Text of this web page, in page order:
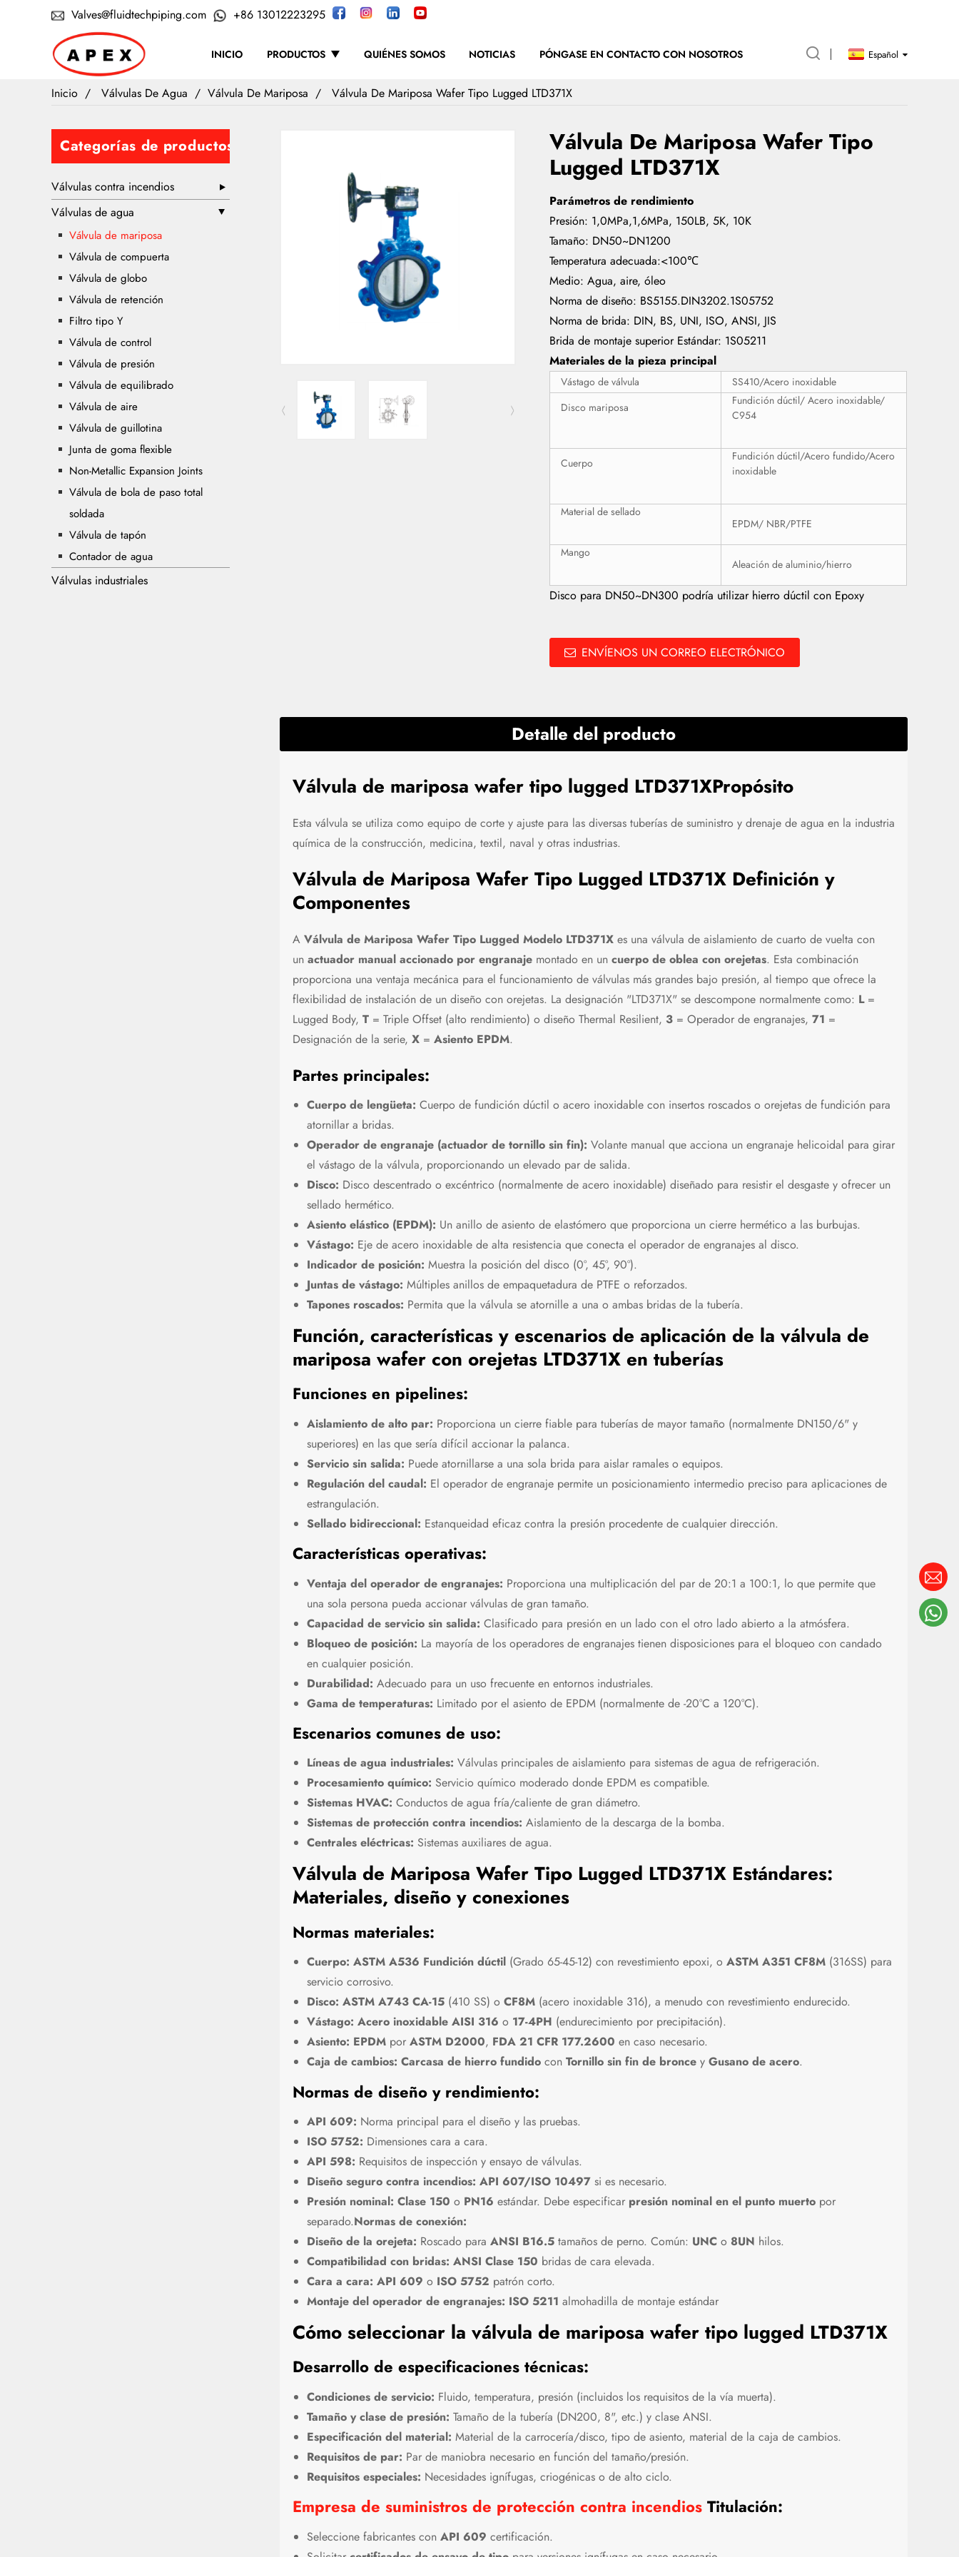
Valves@fluidtechpiping.com +86 13012223295
INICIO PRODUCTOS QUIÉNES SOMOS NOTICIAS PÓNGASE EN CONTACTO CON NOSOTROS Español
Inicio Válvulas De Agua Válvula De Mariposa Válvula De Mariposa Wafer Tipo Lugged LTD371X
Categorías de productos
Válvulas contra incendios
Válvulas de agua
Válvula de mariposa
Válvula de compuerta
Válvula de globo
Válvula de retención
Filtro tipo Y
Válvula de control
Válvula de presión
Válvula de equilibrado
Válvula de aire
Válvula de guillotina
Junta de goma flexible
Non-Metallic Expansion Joints
Válvula de bola de paso total
soldada
Válvula de tapón
Contador de agua
Válvulas industriales
Válvula De Mariposa Wafer Tipo
Lugged LTD371X
Parámetros de rendimiento
Presión: 1,0MPa,1,6MPa, 150LB, 5K, 10K
Tamaño: DN50~DN1200
Temperatura adecuada:<100℃
Medio: Agua, aire, óleo
Norma de diseño: BS5155.DIN3202.1S05752
Norma de brida: DIN, BS, UNI, ISO, ANSI, JIS
Brida de montaje superior Estándar: 1S05211
Materiales de la pieza principal
Vástago de válvula
SS410/Acero inoxidable
Disco mariposa
Fundición dúctil/ Acero inoxidable/
C954
Cuerpo
Fundición dúctil/Acero fundido/Acero
inoxidable
Material de sellado
EPDM/ NBR/PTFE
Mango
Aleación de aluminio/hierro
Disco para DN50~DN300 podría utilizar hierro dúctil con Epoxy
ENVÍENOS UN CORREO ELECTRÓNICO
Detalle del producto
Válvula de mariposa wafer tipo lugged LTD371XPropósito
Esta válvula se utiliza como equipo de corte y ajuste para las diversas tuberías de suministro y drenaje de agua en la industria
química de la construcción, medicina, textil, naval y otras industrias.
Válvula de Mariposa Wafer Tipo Lugged LTD371X Definición y
Componentes
A Válvula de Mariposa Wafer Tipo Lugged Modelo LTD371Xes una válvula de aislamiento de cuarto de vuelta con
un actuador manual accionado por engranajemontado en un cuerpo de oblea con orejetas. Esta combinación
proporciona una ventaja mecánica para el funcionamiento de válvulas más grandes bajo presión, al tiempo que ofrece la
flexibilidad de instalación de un diseño con orejetas. La designación "LTD371X" se descompone normalmente como: L=
Lugged Body, T= Triple Offset (alto rendimiento) o diseño Thermal Resilient, 3= Operador de engranajes, 71 =
Designación de la serie, X= Asiento EPDM.
Partes principales:
Cuerpo de lengüeta: Cuerpo de fundición dúctil o acero inoxidable con insertos roscados o orejetas de fundición para
atornillar a bridas.
Operador de engranaje (actuador de tornillo sin fin): Volante manual que acciona un engranaje helicoidal para girar
el vástago de la válvula, proporcionando un elevado par de salida.
Disco: Disco descentrado o excéntrico (normalmente de acero inoxidable) diseñado para resistir el desgaste y ofrecer un
sellado hermético.
Asiento elástico (EPDM): Un anillo de asiento de elastómero que proporciona un cierre hermético a las burbujas.
Vástago: Eje de acero inoxidable de alta resistencia que conecta el operador de engranajes al disco.
Indicador de posición: Muestra la posición del disco (0°, 45°, 90°).
Juntas de vástago: Múltiples anillos de empaquetadura de PTFE o reforzados.
Tapones roscados: Permita que la válvula se atornille a una o ambas bridas de la tubería.
Función, características y escenarios de aplicación de la válvula de
mariposa wafer con orejetas LTD371X en tuberías
Funciones en pipelines:
Aislamiento de alto par: Proporciona un cierre fiable para tuberías de mayor tamaño (normalmente DN150/6" y
superiores) en las que sería difícil accionar la palanca.
Servicio sin salida: Puede atornillarse a una sola brida para aislar ramales o equipos.
Regulación del caudal: El operador de engranaje permite un posicionamiento intermedio preciso para aplicaciones de
estrangulación.
Sellado bidireccional: Estanqueidad eficaz contra la presión procedente de cualquier dirección.
Características operativas:
Ventaja del operador de engranajes: Proporciona una multiplicación del par de 20:1 a 100:1, lo que permite que
una sola persona pueda accionar válvulas de gran tamaño.
Capacidad de servicio sin salida: Clasificado para presión en un lado con el otro lado abierto a la atmósfera.
Bloqueo de posición: La mayoría de los operadores de engranajes tienen disposiciones para el bloqueo con candado
en cualquier posición.
Durabilidad: Adecuado para un uso frecuente en entornos industriales.
Gama de temperaturas: Limitado por el asiento de EPDM (normalmente de -20°C a 120°C).
Escenarios comunes de uso:
Líneas de agua industriales: Válvulas principales de aislamiento para sistemas de agua de refrigeración.
Procesamiento químico: Servicio químico moderado donde EPDM es compatible.
Sistemas HVAC: Conductos de agua fría/caliente de gran diámetro.
Sistemas de protección contra incendios: Aislamiento de la descarga de la bomba.
Centrales eléctricas: Sistemas auxiliares de agua.
Válvula de Mariposa Wafer Tipo Lugged LTD371X Estándares:
Materiales, diseño y conexiones
Normas materiales:
Cuerpo: ASTM A536 Fundición dúctil(Grado 65-45-12) con revestimiento epoxi, o ASTM A351 CF8M(316SS) para
servicio corrosivo.
Disco: ASTM A743 CA-15(410 SS) o CF8M(acero inoxidable 316), a menudo con revestimiento endurecido.
Vástago: Acero inoxidable AISI 316 o 17-4PH (endurecimiento por precipitación).
Asiento: EPDMpor ASTM D2000, FDA 21 CFR 177.2600 en caso necesario.
Caja de cambios: Carcasa de hierro fundidocon Tornillo sin fin de broncey Gusano de acero.
Normas de diseño y rendimiento:
API 609: Norma principal para el diseño y las pruebas.
ISO 5752: Dimensiones cara a cara.
API 598: Requisitos de inspección y ensayo de válvulas.
Diseño seguro contra incendios: API 607/ISO 10497si es necesario.
Presión nominal: Clase 150 o PN16 estándar. Debe especificar presión nominal en el punto muertopor
separado.Normas de conexión:
Diseño de la orejeta: Roscado para ANSI B16.5tamaños de perno. Común: UNCo 8UN hilos.
Compatibilidad con bridas: ANSI Clase 150 bridas de cara elevada.
Cara a cara: API 609 o ISO 5752 patrón corto.
Montaje del operador de engranajes: ISO 5211 almohadilla de montaje estándar
Cómo seleccionar la válvula de mariposa wafer tipo lugged LTD371X
Desarrollo de especificaciones técnicas:
Condiciones de servicio: Fluido, temperatura, presión (incluidos los requisitos de la vía muerta).
Tamaño y clase de presión: Tamaño de la tubería (DN200, 8", etc.) y clase ANSI.
Especificación del material: Material de la carrocería/disco, tipo de asiento, material de la caja de cambios.
Requisitos de par: Par de maniobra necesario en función del tamaño/presión.
Requisitos especiales: Necesidades ignífugas, criogénicas o de alto ciclo.
Empresa de suministros de protección contra incendiosTitulación:
Seleccione fabricantes con API 609 certificación.